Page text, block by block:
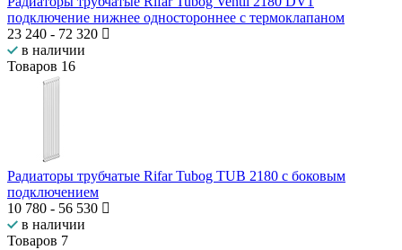
подключение нижнее одностороннее с термоклапаном
23 240 - 72 320
в наличии
Товаров 16
Радиаторы трубчатые Rifar Tubog TUB 2180 с боковым
подключением
10 780 - 56 530
в наличии
Товаров 7